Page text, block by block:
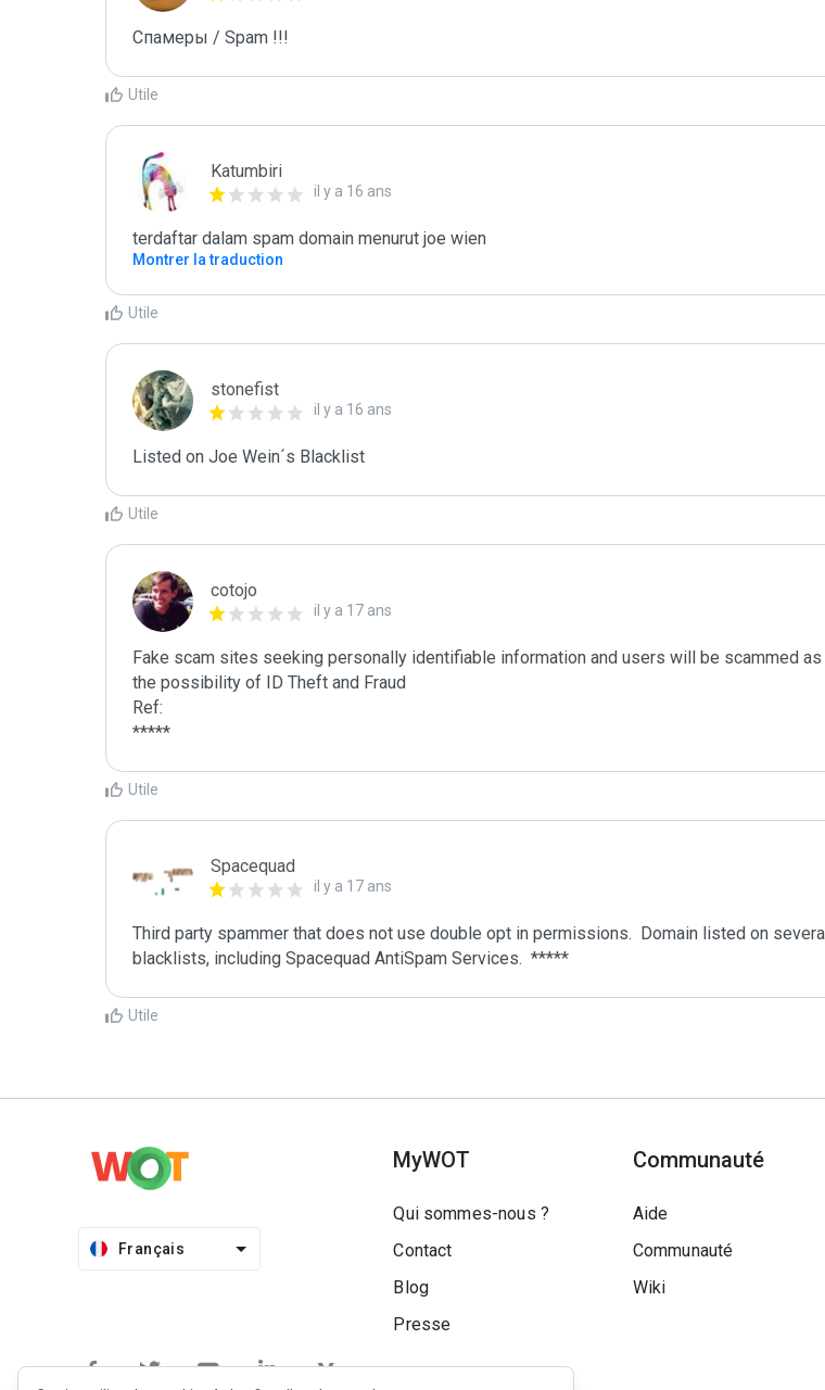
Спамеры / Spam !!!
Utile
Katumbiri
il y a 16 ans
terdaftar dalam spam domain menurut joe wien
Montrer la traduction
Utile
stonefist
il y a 16 ans
Listed on Joe Wein´s Blacklist
Utile
cotojo
il y a 17 ans
Fake scam sites seeking personally identifiable information and users will be scammed
the possibility of ID Theft and Fraud
Ref:
*****
Utile
Spacequad
il y a 17 ans
Third party spammer that does not use double opt in permissions.  Domain listed on
Utile
Français
MyWOT
Qui sommes-nous ?
Contact
Blog
Presse
Communauté
Aide
Communauté
Wiki